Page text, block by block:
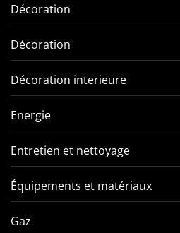
Décoration
Décoration
Décoration interieure
Energie
Entretien et nettoyage
Équipements et matériaux
Gaz